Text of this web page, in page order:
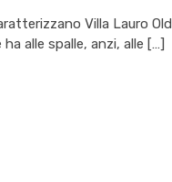
Villa Lauro Old
alle spalle, anzi, alle […]